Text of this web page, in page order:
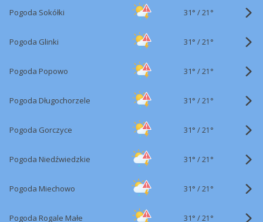
Pogoda Sokółki 31° /21°
Pogoda Glinki 31° /21°
Pogoda Popowo 31° /21°
Pogoda Długochorzele 31° /21°
Pogoda Gorczyce 31° /21°
Pogoda Niedźwiedzkie 31° /21°
Pogoda Miechowo 31° /21°
Pogoda Rogale Małe 31° /21°